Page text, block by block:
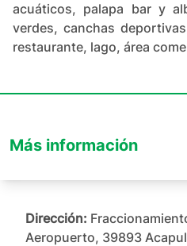
acuáticos, palapa bar y
verdes, canchas
restaurante, lago, área
Más información
Dirección:
Aeropuerto, 39893